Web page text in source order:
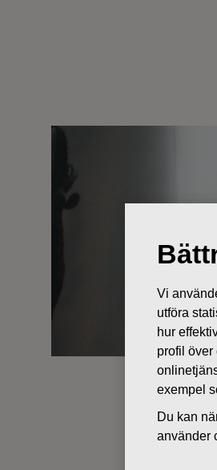
Vi
utföra
hur
profil
exempel
Du kan
använder